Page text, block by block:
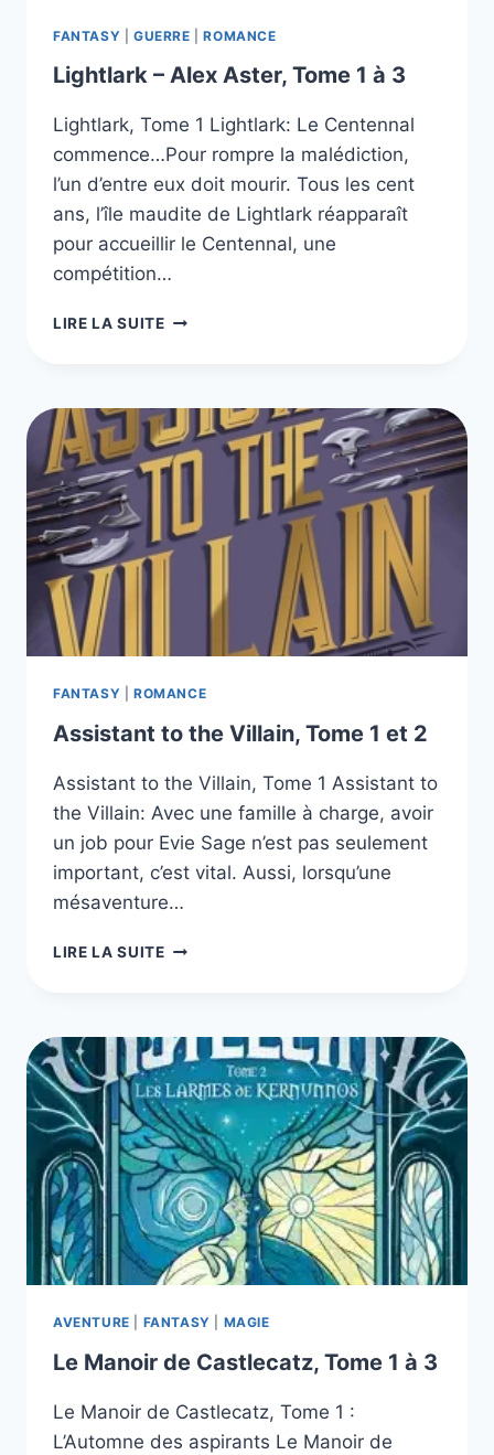
FANTASY GUERRE |ROMANCE
Lightlark – Alex Aster, Tome 1 à 3
Lightlark, Tome 1 Lightlark: Le Centennal
commence…Pour rompre la malédiction,
l’un d’entre eux doit mourir. Tous les cent
ans, l’île maudite de Lightlark réapparaît
pour accueillir le Centennal, une
compétition…
LIRE LA SUITELIGHTLARK
TOME
1
À
3
FANTASY ROMANCE
Assistant to the Villain, Tome 1 et 2
Assistant to the Villain, Tome 1 Assistant to
the Villain: Avec une famille à charge, avoir
un job pour Evie Sage n’est pas seulement
important, c’est vital. Aussi, lorsqu’une
mésaventure…
LIRE LA SUITEASSISTANT
TOME
1
ET
2
AVENTURE FANTASY MAGIE
Le Manoir de Castlecatz, Tome 1 à 3
Le Manoir de Castlecatz, Tome 1 :
L’Automne des aspirants Le Manoir de